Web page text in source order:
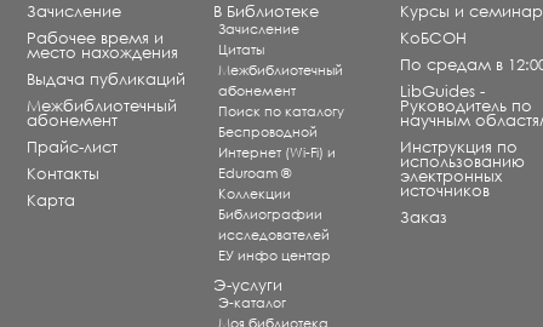
Зачисление
Рабочее время и
место нахождения
Выдача публикаций
Межбиблиотечный
абонемент
Прайс-лист
Контакты
Карта
В Библиотеке
Зачисление
Цитаты
Межбиблиотечный
абонемент
Поиск по каталогу
Беспроводной
Интернет (Wi-Fi) и
Eduroam ®
Коллекции
Библиографии
исследователей
ЕУ инфо центар
Э-услуги
Э-каталог
Курсы и
КоБСОН
По средам в
LibGuides -
Руководитель по
научным
Инструкция по
использованию
электронных
источников
Заказ